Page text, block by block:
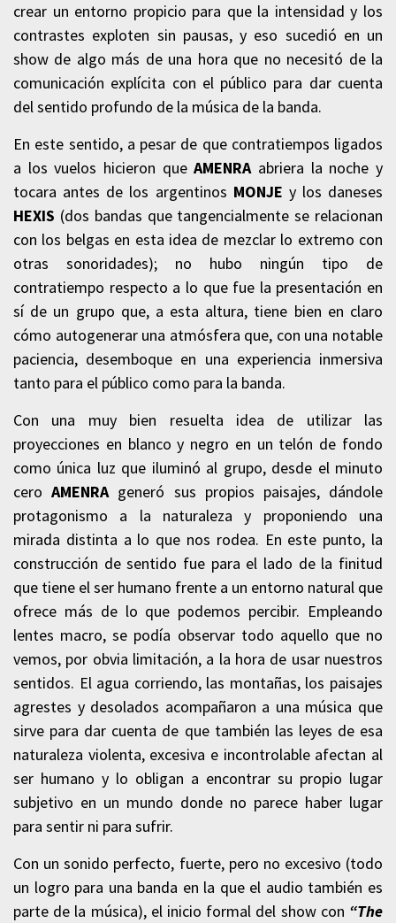
crear un entorno propicio para que la intensidad y los
contrastes exploten sin pausas, y eso sucedió en un
show de algo más de una hora que no necesitó de la
comunicación explícita con el público para dar cuenta
del sentido profundo de la música de la banda.
En este sentido, a pesar de que contratiempos ligados
a los vuelos hicieron queAMENRA abriera la noche y
tocara antes de los argentinos MONJE y los daneses
HEXIS (dos bandas que tangencialmente se relacionan
con los belgas en esta idea de mezclar lo extremo con
otras sonoridades); no hubo ningún tipo de
contratiempo respecto a lo que fue la presentación en
sí de un grupo que, a esta altura, tiene bien en claro
cómo autogenerar una atmósfera que, con una notable
paciencia, desemboque en una experiencia inmersiva
tanto para el público como para la banda.
Con una muy bien resuelta idea de utilizar las
proyecciones en blanco y negro en un telón de fondo
como única luz que iluminó al grupo, desde el minuto
ceroAMENRAgeneró sus propios paisajes, dándole
protagonismo a la naturaleza y proponiendo una
mirada distinta a lo que nos rodea. En este punto, la
construcción de sentido fue para el lado de la finitud
que tiene el ser humano frente a un entorno natural que
ofrece más de lo que podemos percibir. Empleando
lentes macro, se podía observar todo aquello que no
vemos, por obvia limitación, a la hora de usar nuestros
sentidos. El agua corriendo, las montañas, los paisajes
agrestes y desolados acompañaron a una música que
sirve para dar cuenta de que también las leyes de esa
naturaleza violenta, excesiva e incontrolable afectan al
ser humano y lo obligan a encontrar su propio lugar
subjetivo en un mundo donde no parece haber lugar
para sentir ni para sufrir.
Con un sonido perfecto, fuerte, pero no excesivo (todo
un logro para una banda en la que el audio también es
parte de la música), el inicio formal del show con “The